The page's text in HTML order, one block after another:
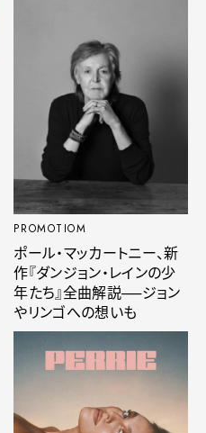
PROMOTIOM
ポール・マッカートニー、新
作『ダンジョン・レインの少
年たち』全曲解説──ジョン
やリンゴへの想いも